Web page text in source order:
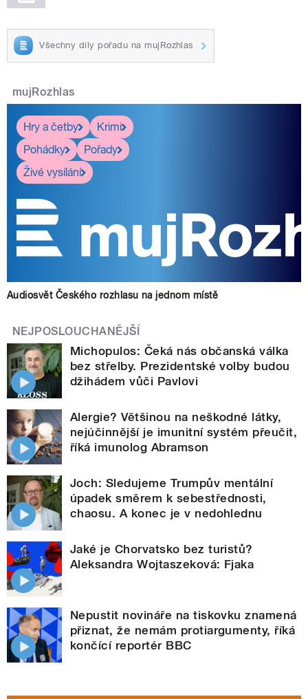
Všechny díly pořadu na mujRozhlas
mujRozhlas
Hry a četby
Krimi
Pohádky
Pořady
Živé vysílání
Audiosvět Českého rozhlasu na jednom místě
NEJPOSLOUCHANĚJŠÍ
Michopulos: Čeká nás občanská válka
bez střelby. Prezidentské volby budou
džihádem vůči Pavlovi
Alergie? Většinou na neškodné látky,
nejúčinnější je imunitní systém přeučit,
říká imunolog Abramson
Joch: Sledujeme Trumpův mentální
úpadek směrem k sebestřednosti,
chaosu. A konec je v nedohlednu
Jaké je Chorvatsko bez turistů?
Aleksandra Wojtaszeková: Fjaka
Nepustit novináře na tiskovku znamená
přiznat, že nemám protiargumenty, říká
končící reportér BBC